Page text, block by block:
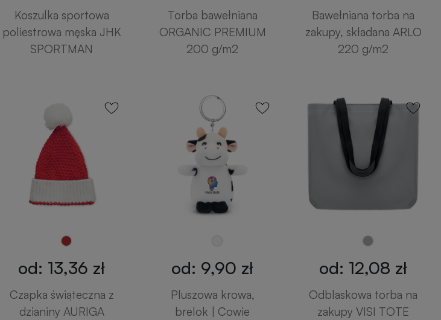
Koszulka sportowa
poliestrowa męska JHK
SPORTMAN
Torba bawełniana
ORGANIC PREMIUM
200 g/m2
Bawełniana torba na
zakupy, składana ARLO
220 g/m2
od: 13,36 zł
Czapka świąteczna z
dzianiny AURIGA
od: 9,90 zł
Pluszowa krowa,
brelok | Cowie
od: 12,08 zł
Odblaskowa torba na
zakupy VISI TOTE